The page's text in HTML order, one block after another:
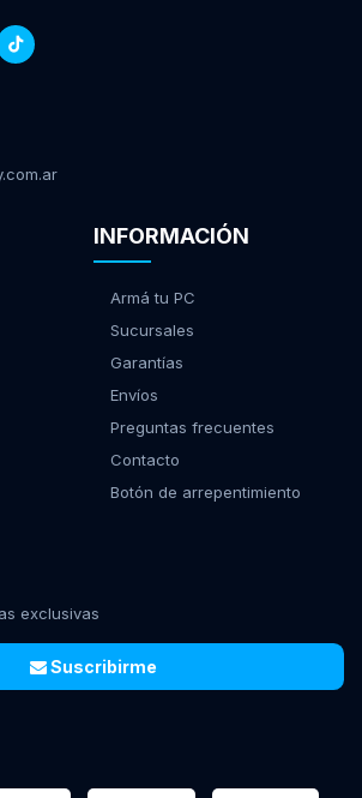
INFORMACIÓN
Armá tu PC
Sucursales
Garantías
Envíos
Preguntas frecuentes
Contacto
Botón de arrepentimiento
exclusivas
Suscribirme